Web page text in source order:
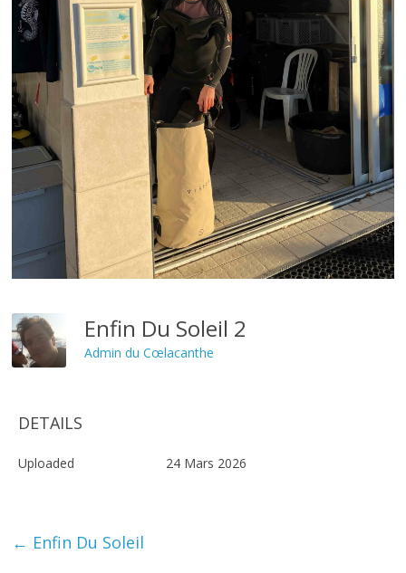
Enfin Du Soleil 2
Admin du Cœlacanthe
DETAILS
Uploaded 24 Mars 2026
← Enfin Du Soleil